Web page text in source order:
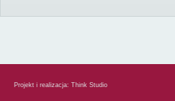
Projekt i realizacja: Think Studio